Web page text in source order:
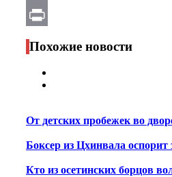
Email
Print
Похожие новости
От детских пробежек во
Боксер из Цхинвала
Кто из осетинских борцов